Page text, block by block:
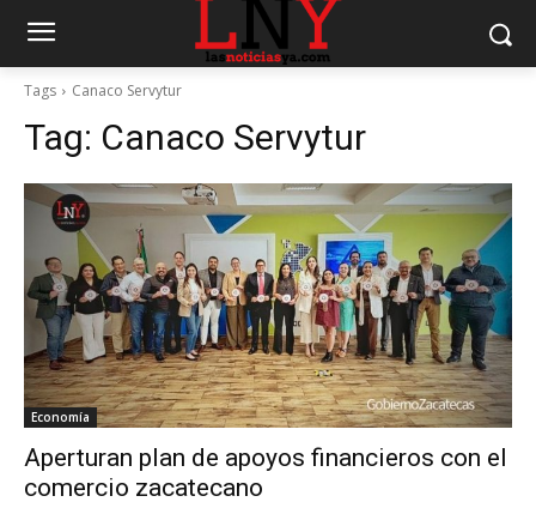
Tags Canaco Servytur
Tag: Canaco Servytur
Economía
Aperturan plan de apoyos financieros con el
comercio zacatecano